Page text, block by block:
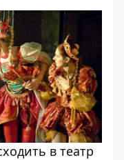
в театр